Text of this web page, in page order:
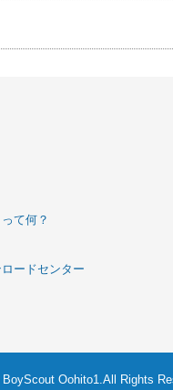
いた木の実や枝を描いたり…。